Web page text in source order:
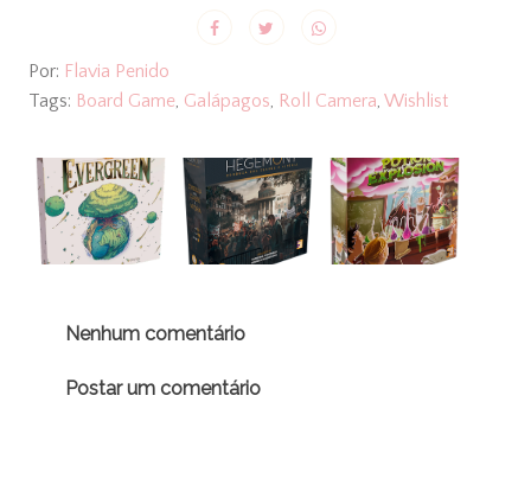
Por: Flavia Penido
Tags: Board Game, Galápagos, Roll Camera, Wishlist
Nenhum comentário
Postar um comentário